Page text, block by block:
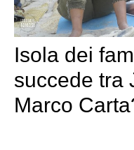
Isola dei
succede tra
Marco